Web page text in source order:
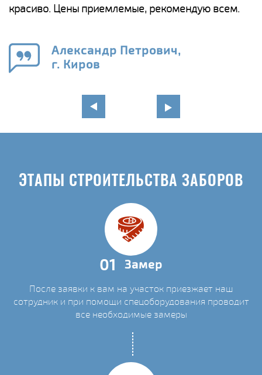
красиво. Цены приемлемые, рекомендую всем.
Александр Петрович,
г. Киров
ЭТАПЫ СТРОИТЕЛЬСТВА ЗАБОРОВ
01 Замер
После заявки к вам на участок приезжает наш
сотрудник и при помощи спецоборудования проводит
все необходимые замеры